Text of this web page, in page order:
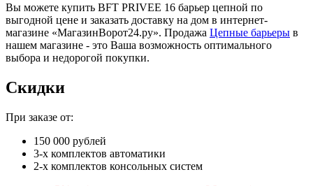
Вы можете купить BFT PRIVEE 16 барьер цепной по
выгодной цене и заказать доставку на дом в интернет-
магазине «МагазинВорот24.ру». Продажа Цепные барьеры в
нашем магазине - это Ваша возможность оптимального
выбора и недорогой покупки.
Скидки
При заказе от:
150 000 рублей
3-х комплектов автоматики
2-х комплектов консольных систем